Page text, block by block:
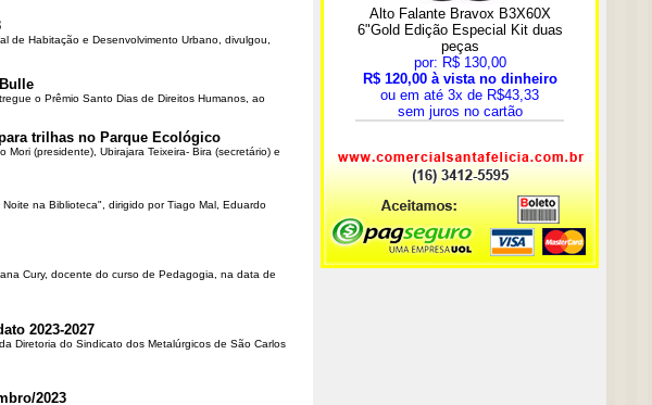
de Habitação e Desenvolvimento Urbano, divulgou,
o Prêmio Santo Dias de Direitos Humanos, ao
trilhas no Parque Ecológico
(presidente), Ubirajara Teixeira- Bira (secretário) e
na Biblioteca", dirigido por Tiago Mal, Eduardo
Cury, docente do curso de Pedagogia, na data de
2023-2027
Diretoria do Sindicato dos Metalúrgicos de São Carlos
2023